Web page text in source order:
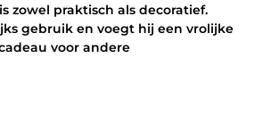
zowel praktisch als decoratief.
gebruik en voegt hij een vrolijke
voor andere